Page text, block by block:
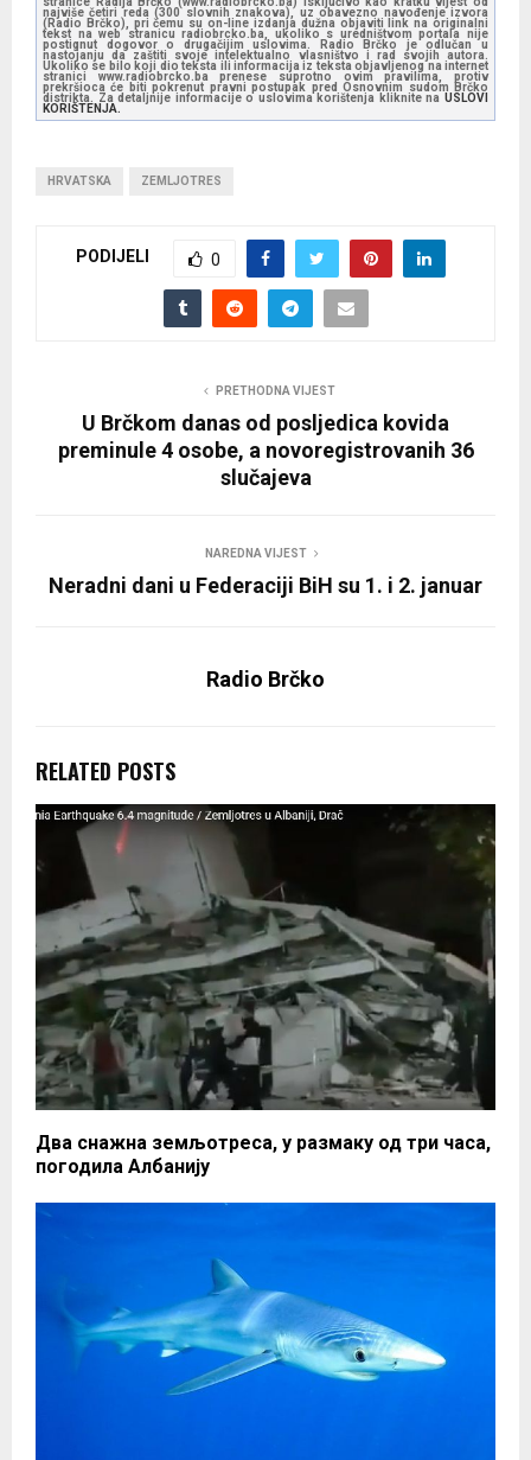
najviše četiri reda (300 slovnih znakova), uz obavezno navođenje izvora
(Radio Brčko), pri čemu su on-line izdanja dužna objaviti link na originalni
tekst na web stranicu radiobrcko.ba, ukoliko s uredništvom portala nije
postignut dogovor o drugačijim uslovima. Radio Brčko je odlučan u
nastojanju da zaštiti svoje intelektualno vlasništvo i rad svojih autora.
Ukoliko se bilo koji dio teksta ili informacija iz teksta objavljenog na internet
stranici www.radiobrcko.ba prenese suprotno ovim pravilima, protiv
prekršioca će biti pokrenut pravni postupak pred Osnovnim sudom Brčko
distrikta. Za detaljnije informacije o uslovima korištenja kliknite na USLOVI
KORIŠTENJA.
HRVATSKA ZEMLJOTRES
PODIJELI 0
PRETHODNA VIJEST
U Brčkom danas od posljedica kovida
preminule 4 osobe, a novoregistrovanih 36
slučajeva
NAREDNA VIJEST
Neradni dani u Federaciji BiH su 1. i 2. januar
Radio Brčko
RELATED POSTS
Два снажна земљотреса, у размаку од три часа,
погодила Албанију